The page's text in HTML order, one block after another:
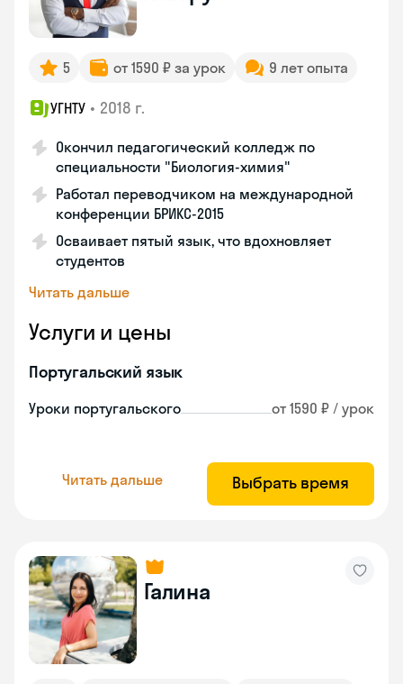
5 от 1590 ₽ за урок 9 лет опыта
УГНТУ • 2018 г.
Окончил педагогический колледж по
специальности "Биология-химия"
Работал переводчиком на международной
конференции БРИКС-2015
Осваивает пятый язык, что вдохновляет
студентов
Читать дальше
Услуги и цены
Португальский язык
Уроки португальского от 1590 ₽ / урок
Читать дальше Выбрать время
Галина